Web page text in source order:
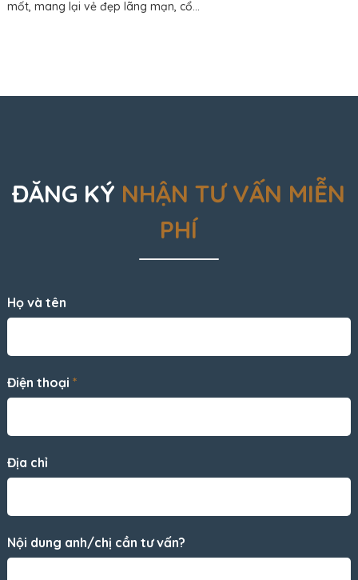
mốt, mang lại vẻ đẹp lãng mạn, cổ...
ĐĂNG KÝ NHẬN TƯ VẤN MIỄN
PHÍ
Họ và tên
Điện thoại *
Địa chỉ
Nội dung anh/chị cần tư vấn?